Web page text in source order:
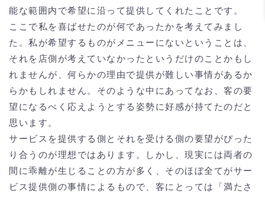
能な範囲内で希望に沿って提供してくれたことです。
ここで私を喜ばせたのが何であったかを考えてみまし
た。私が希望するものがメニューにないということは、
それを店側が考えていなかったというだけのことかもし
れませんが、何らかの理由で提供が難しい事情があるか
らかもしれません。そのような中にあってなお、客の要
望になるべく応えようとする姿勢に好感が持てたのだと
思います。
サービスを提供する側とそれを受ける側の要望がぴった
り合うのが理想ではあります。しかし、現実には両者の
間に乖離が生じることの方が多く、そのほぼ全てがサー
ビス提供側の事情によるもので、客にとっては「満たさ